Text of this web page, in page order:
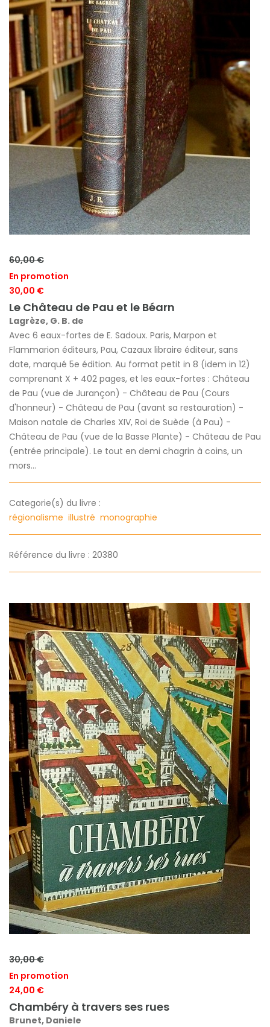
60,00 €
En promotion
30,00 €
Le Château de Pau et le Béarn
Lagrèze, G. B. de
Avec 6 eaux-fortes de E. Sadoux. Paris, Marpon et
Flammarion éditeurs, Pau, Cazaux libraire éditeur, sans
date, marqué 5e édition. Au format petit in 8 (idem in 12)
comprenant X + 402 pages, et les eaux-fortes : Château
de Pau (vue de Jurançon) - Château de Pau (Cours
d'honneur) - Château de Pau (avant sa restauration) -
Maison natale de Charles XIV, Roi de Suède (à Pau) -
Château de Pau (vue de la Basse Plante) - Château de Pau
(entrée principale). Le tout en demi chagrin à coins, un
mors...
Categorie(s) du livre :
régionalisme illustré monographie
Référence du livre : 20380
30,00 €
En promotion
24,00 €
Chambéry à travers ses rues
Brunet, Daniele